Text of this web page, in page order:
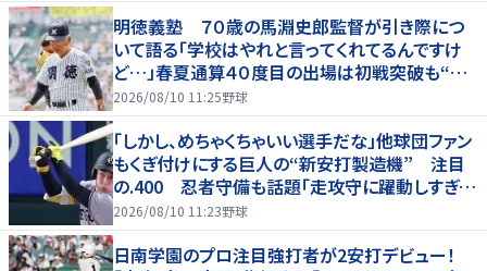
明徳義塾 ７０歳の馬淵史郎監督が引き際につ
いて語る「学校はやれと言ってくれてるんですけ
ど…」春夏通算４０度目の出場は初戦突破も“馬
淵節”炸裂
2026/08/10 11:25野球
「しかし、めちゃくちゃいい選手だな」他球団ファン
もくぎ付けにする巨人の“新安打製造機” 注目
の.400 忍者守備も話題「走攻守に躍動しすぎだ
ろ」
2026/08/10 11:23野球
日南学園のプロ注目強打者が2安打デビュー！